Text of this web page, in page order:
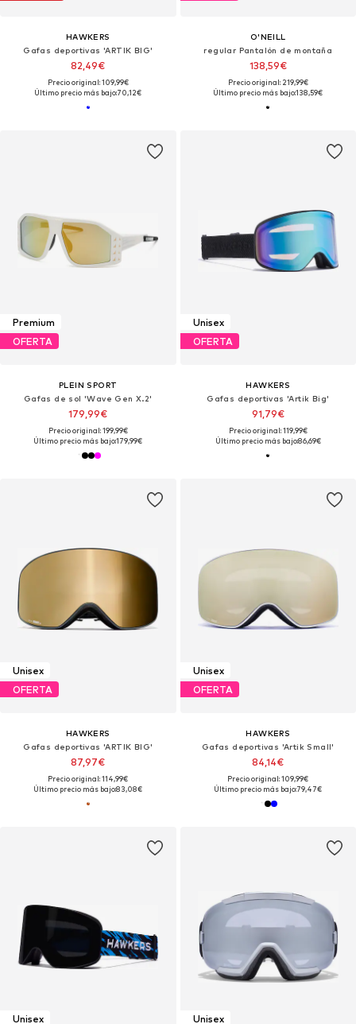
HAWKERS
Gafas deportivas 'ARTIK BIG'
82,49€
Precio original: 109,99€
Último precio más bajo:70,12€
O'NEILL
regular Pantalón de montaña
138,59€
Precio original: 219,99€
Último precio más bajo:138,59€
Premium
OFERTA
PLEIN SPORT
Gafas de sol 'Wave Gen X.2'
179,99€
Precio original: 199,99€
Último precio más bajo:179,99€
Unisex
OFERTA
HAWKERS
Gafas deportivas 'Artik Big'
91,79€
Precio original: 119,99€
Último precio más bajo:86,69€
Unisex
OFERTA
HAWKERS
Gafas deportivas 'ARTIK BIG'
87,97€
Precio original: 114,99€
Último precio más bajo:83,08€
Unisex
OFERTA
HAWKERS
Gafas deportivas 'Artik Small'
84,14€
Precio original: 109,99€
Último precio más bajo:79,47€
Unisex Unisex